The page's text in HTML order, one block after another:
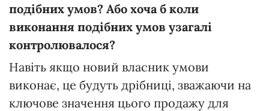
подібних умов? Або хоча б коли
виконання подібних умов узагалі
контролювалося?
Навіть якщо новий власник умови
виконає, це будуть дрібниці, зважаючи на
ключове значення цього продажу для